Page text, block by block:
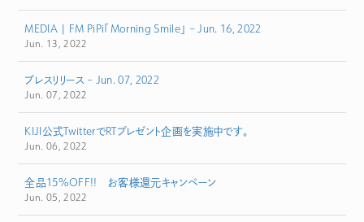
MEDIA | FM PiPi「Morning Smile」 – Jun. 16, 2022
Jun. 13, 2022
プレスリリース – Jun. 07, 2022
Jun. 07, 2022
KIJI公式TwitterでRTプレゼント企画を実施中です。
Jun. 06, 2022
全品15%OFF!! お客様還元キャンペーン
Jun. 05, 2022